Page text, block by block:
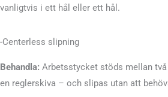
vanligtvis i ett hål eller ett hål.
-Centerless slipning
Behandla: Arbetsstycket stöds mellan
en reglerskiva – och slipas utan att